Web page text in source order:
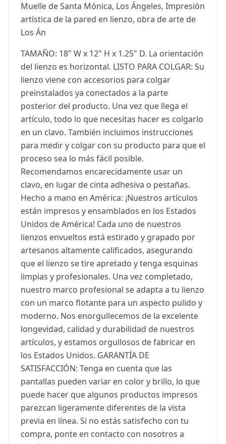
Muelle de Santa Mónica, Los Ángeles, Impresión
artística de la pared en lienzo, obra de arte de
Los Án
TAMAÑO: 18" W x 12" H x 1.25" D. La orientación
del lienzo es horizontal. LISTO PARA COLGAR: Su
lienzo viene con accesorios para colgar
preinstalados ya conectados a la parte
posterior del producto. Una vez que llega el
artículo, todo lo que necesitas hacer es colgarlo
en un clavo. También incluimos instrucciones
para medir y colgar con su producto para que el
proceso sea lo más fácil posible.
Recomendamos encarecidamente usar un
clavo, en lugar de cinta adhesiva o pestañas.
Hecho a mano en América: ¡Nuestros artículos
están impresos y ensamblados en los Estados
Unidos de América! Cada uno de nuestros
lienzos envueltos está estirado y grapado por
artesanos altamente calificados, asegurando
que el lienzo se tire apretado y tenga esquinas
limpias y profesionales. Una vez completado,
nuestro marco profesional se adapta a tu lienzo
con un marco flotante para un aspecto pulido y
moderno. Nos enorgullecemos de la excelente
longevidad, calidad y durabilidad de nuestros
artículos, y estamos orgullosos de fabricar en
los Estados Unidos. GARANTÍA DE
SATISFACCIÓN: Tenga en cuenta que las
pantallas pueden variar en color y brillo, lo que
puede hacer que algunos productos impresos
parezcan ligeramente diferentes de la vista
previa en línea. Si no estás satisfecho con tu
compra, ponte en contacto con nosotros a